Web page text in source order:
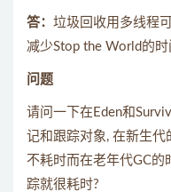
答： 垃圾回收用多线程
减少Stop the World的时
问题
请问一下在Eden和
记和跟踪对象, 在新生
不耗时而在老年代GC的
踪就很耗时?